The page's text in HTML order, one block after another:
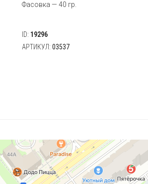
Фасовка — 40 гр.
ID: 19296
АРТИКУЛ:03537